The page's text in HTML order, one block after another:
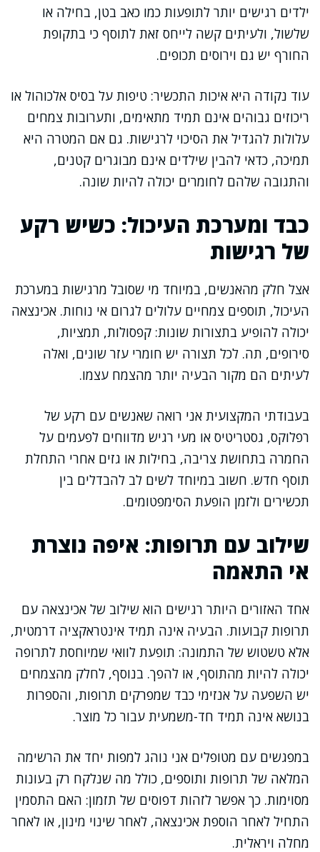
ילדים רגישים יותר לתופעות כמו כאב בטן, בחילה או
שלשול, ולעיתים קשה לייחס זאת לתוסף כי בתקופת
החורף יש גם וירוסים תכופים.
עוד נקודה היא איכות התכשיר: טיפות על בסיס אלכוהול או
ריכוזים גבוהים אינם תמיד מתאימים, ותערובות צמחים
עלולות להגדיל את הסיכוי לרגישות. גם אם המטרה היא
תמיכה, כדאי להבין שילדים אינם מבוגרים קטנים,
והתגובה שלהם לחומרים יכולה להיות שונה.
כבד ומערכת העיכול: כשיש רקע
של רגישות
אצל חלק מהאנשים, במיוחד מי שסובל מרגישות במערכת
העיכול, תוספים צמחיים עלולים לגרום אי נוחות. אכינצאה
יכולה להופיע בתצורות שונות: קפסולות, תמציות,
סירופים, תה. לכל תצורה יש חומרי עזר שונים, ואלה
לעיתים הם מקור הבעיה יותר מהצמח עצמו.
בעבודתי המקצועית אני רואה שאנשים עם רקע של
רפלוקס, גסטריטיס או מעי רגיש מדווחים לפעמים על
החמרה בתחושת צריבה, בחילות או גזים אחרי התחלת
תוסף חדש. חשוב במיוחד לשים לב להבדלים בין
תכשירים ולזמן הופעת הסימפטומים.
שילוב עם תרופות: איפה נוצרת
אי התאמה
אחד האזורים היותר רגישים הוא שילוב של אכינצאה עם
תרופות קבועות. הבעיה אינה תמיד אינטראקציה דרמטית,
אלא טשטוש של התמונה: תופעת לוואי שמיוחסת לתרופה
יכולה להיות מהתוסף, או להפך. בנוסף, לחלק מהצמחים
יש השפעה על אנזימי כבד שמפרקים תרופות, והספרות
בנושא אינה תמיד חד-משמעית עבור כל מוצר.
במפגשים עם מטופלים אני נוהג למפות יחד את הרשימה
המלאה של תרופות ותוספים, כולל מה שנלקח רק בעונות
מסוימות. כך אפשר לזהות דפוסים של תזמון: האם התסמין
התחיל לאחר הוספת אכינצאה, לאחר שינוי מינון, או לאחר
מחלה ויראלית.